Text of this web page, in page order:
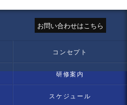
お問い合わせはこちら
コンセプト
研修案内
スケジュール